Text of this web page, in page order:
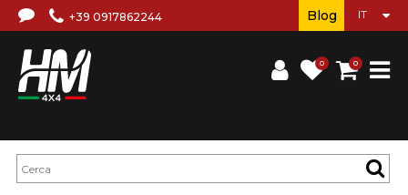
+39 0917862244
0 0
Blog